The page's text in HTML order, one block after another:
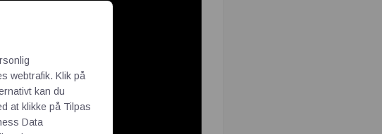
webtrafik. Klik på
kan du
at klikke på Tilpas
Data